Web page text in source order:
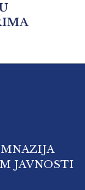
JAVNOSTI